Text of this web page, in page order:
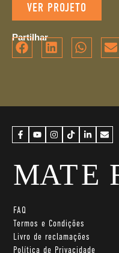
VER PROJETO
Partilhar
FAQ
Termos e Condições
Livro de reclamações
Política de Privacidade